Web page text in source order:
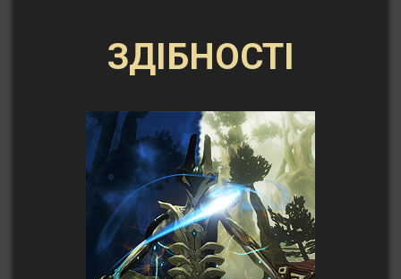
ЗДІБНОСТІ